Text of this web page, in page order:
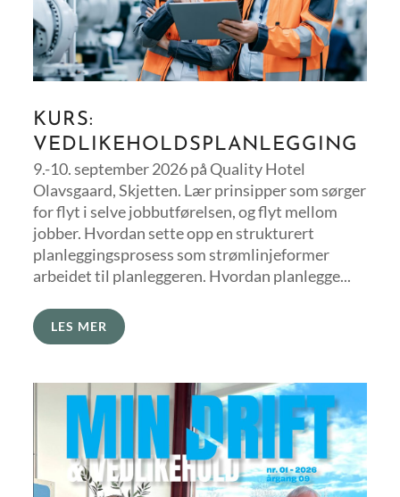
KURS:
VEDLIKEHOLDSPLANLEGGING
9.-10. september 2026 på Quality Hotel
Olavsgaard, Skjetten. Lær prinsipper som sørger
for flyt i selve jobbutførelsen, og flyt mellom
jobber. Hvordan sette opp en strukturert
planleggingsprosess som strømlinjeformer
arbeidet til planleggeren. Hvordan planlegge...
LES MER